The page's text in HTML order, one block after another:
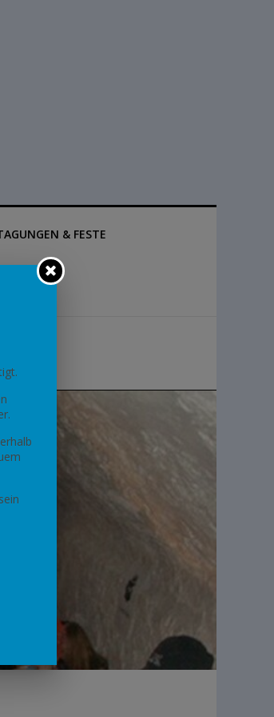
& FESTE